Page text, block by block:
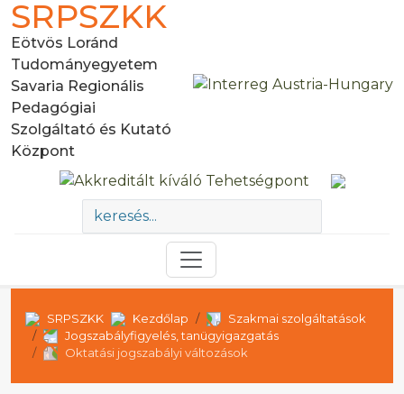
SRPSZKK
Eötvös Loránd
Tudományegyetem
Savaria Regionális
Pedagógiai
Szolgáltató és Kutató
Központ
SRPSZKK Kezdőlap
Szakmai szolgáltatások
Jogszabályfigyelés, tanügyigazgatás
Oktatási jogszabályi változások